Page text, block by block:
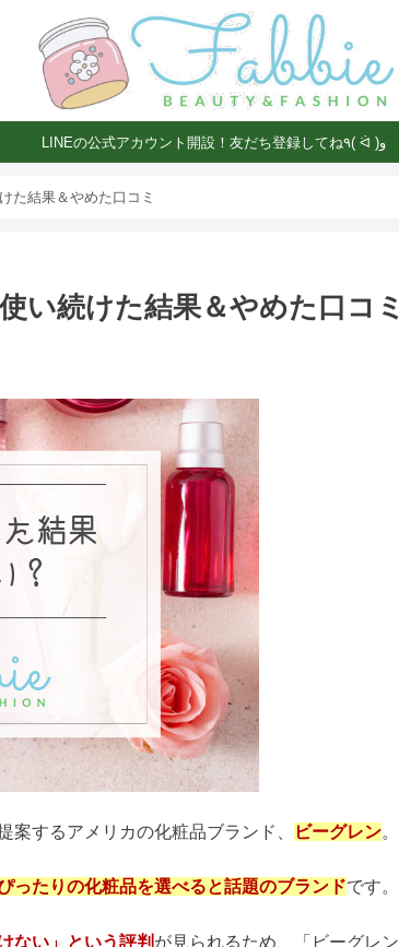
LINEの公式アカウント開設！友だち登録してね٩( ᐛ )و
た結果＆やめた口コミ
い続けた結果＆やめた口コミ